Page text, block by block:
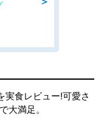
実食レビュー!可愛さ
大満足。